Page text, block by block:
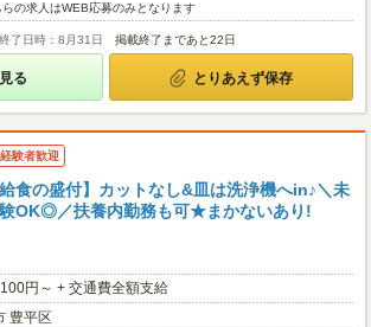
の求人はWEB応募のみとなります
了日時：8月31日 掲載終了まであと22日
る とりあえず保存
験者歓迎
給食の盛付】カットなし&皿は洗浄機へin♪＼未
OK◎／扶養内勤務も可★まかないあり!
円～ + 交通費全額支給
豊平区